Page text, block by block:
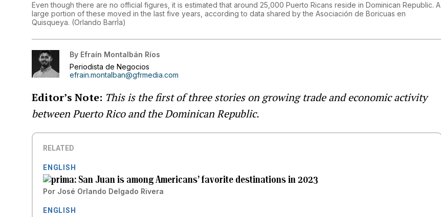
Even though there are no official figures, it is estimated that around 25,000 Puerto Ricans reside in Dominican Republic. A
large portion of these moved in the last five years, according to data shared by the Asociación de Boricuas en
Quisqueya. (Orlando BarrÌa)
By Efraín Montalbán Ríos
Periodista de Negocios
efrain.montalban@gfrmedia.com
Editor’s Note: This is the first of three stories on growing trade and economic activity
between Puerto Rico and the Dominican Republic.
RELATED
ENGLISH
San Juan is among Americans’ favorite destinations in 2023
Por José Orlando Delgado Rivera
ENGLISH